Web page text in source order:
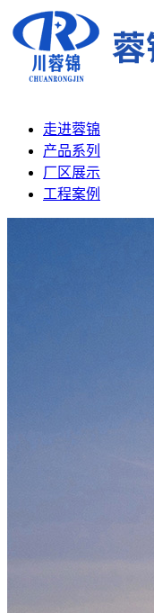
走进蓉锦
产品系列
厂区展示
工程案例